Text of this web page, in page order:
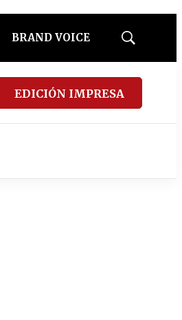
BRAND VOICE
Mostrar
EDICIÓN IMPRESA